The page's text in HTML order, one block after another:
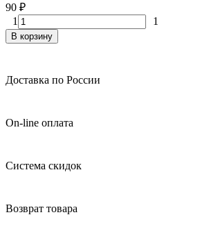
90 ₽
1
1
В корзину
Доставка по России
On-line оплата
Система скидок
Возврат товара